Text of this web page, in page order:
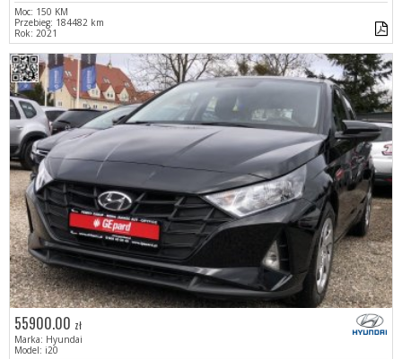
Moc: 150 KM
Przebieg: 184482 km
Rok: 2021
55900.00 zł
Marka: Hyundai
Model: i20